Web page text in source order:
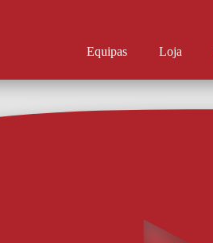
Equipas Loja